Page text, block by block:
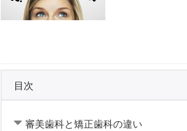
目次
審美歯科と矯正歯科の違い